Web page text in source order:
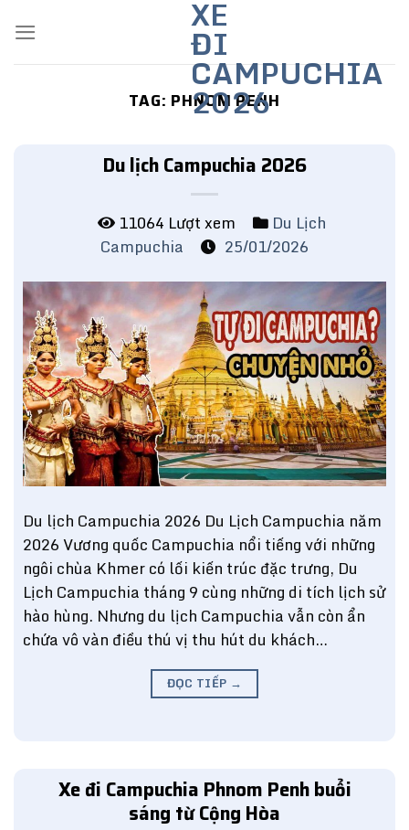
content
XE
ĐI
CAMPUCHIA
2026
TAG: PHNOM PENH
Du lịch Campuchia 2026
11064 Lượt xem
Du Lịch
Campuchia
25/01/2026
Du lịch Campuchia 2026 Du Lịch Campuchia năm
2026 Vương quốc Campuchia nổi tiếng với những
ngôi chùa Khmer có lối kiến trúc đặc trưng, Du
Lịch Campuchia tháng 9 cùng những di tích lịch sử
hào hùng. Nhưng du lịch Campuchia vẫn còn ẩn
chứa vô vàn điều thú vị thu hút du khách…
ĐỌC TIẾP →
Xe đi Campuchia Phnom Penh buổi
sáng từ Cộng Hòa